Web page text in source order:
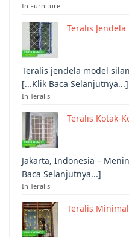
In Furniture
Teralis
Teralis jendela model
[...Klik Baca Selanjutnya...]
In Teralis
Teralis Kotak-
Jakarta, Indonesia –
Baca Selanjutnya...]
In Teralis
Teralis